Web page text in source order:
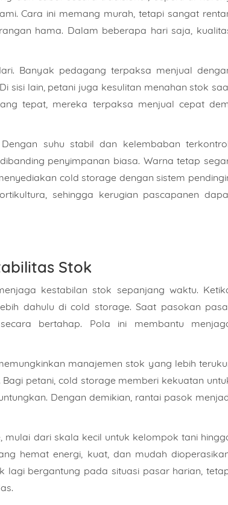
Cara ini memang murah, tetapi sangat
hama. Dalam beberapa hari saja,
Banyak pedagang terpaksa menjual
sisi lain, petani juga kesulitan menahan stok
tepat, mereka terpaksa menjual cepat
suhu stabil dan kelembaban
penyimpanan biasa. Warna tetap
cold storage dengan sistem
sehingga kerugian pascapanen
Stok
kestabilan stok sepanjang waktu.
dahulu di cold storage. Saat pasokan
bertahap. Pola ini membantu
manajemen stok yang lebih
petani, cold storage memberi kekuatan
Dengan demikian, rantai pasok
dari skala kecil untuk kelompok tani
hemat energi, kuat, dan mudah
bergantung pada situasi pasar harian,
Nomor Handphone